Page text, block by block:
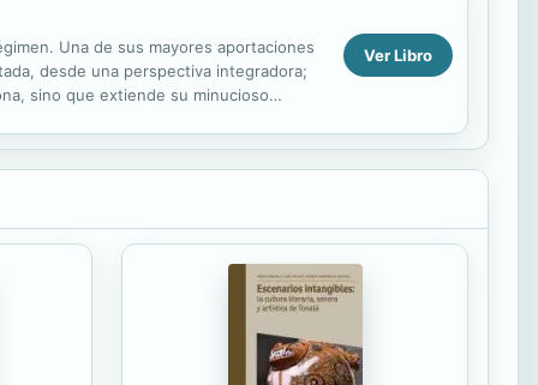
Una de sus mayores aportaciones
desde una perspectiva integradora;
sino que extiende su minucioso
Ver Libro